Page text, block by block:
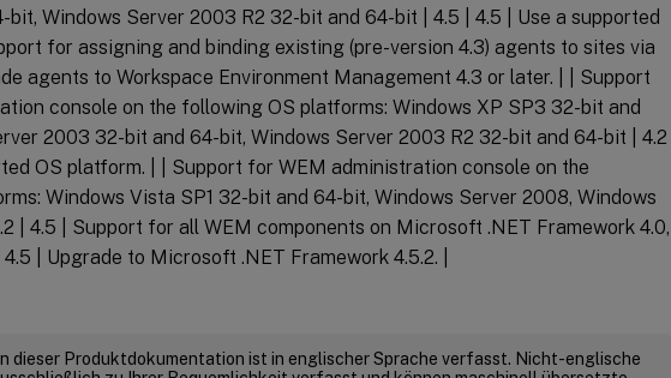
Windows Server 2003 R2 32-bit and 64-bit | 4.5 | 4.5 | Use a supported
for assigning and binding existing (pre-version 4.3) agents to sites via
agents to Workspace Environment Management 4.3 or later. | | Support
console on the following OS platforms: Windows XP SP3 32-bit and
2003 32-bit and 64-bit, Windows Server 2003 R2 32-bit and 64-bit | 4.2
OS platform. | | Support for WEM administration console on the
Windows Vista SP1 32-bit and 64-bit, Windows Server 2008, Windows
| 4.5 | Support for all WEM components on Microsoft .NET Framework 4.0,
4.5 | Upgrade to Microsoft .NET Framework 4.5.2. |
dieser Produktdokumentation ist in englischer Sprache verfasst. Nicht-englische